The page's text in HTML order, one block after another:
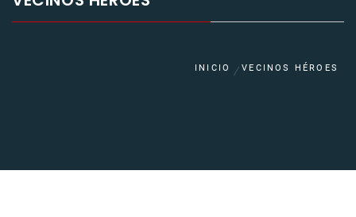
INICIO VECINOS HÉROES